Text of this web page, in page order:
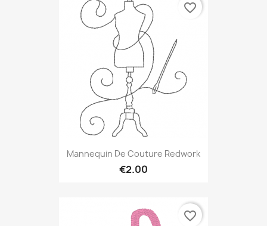
Mannequin De Couture Redwork
€2.00
favorite_border
favorite_border